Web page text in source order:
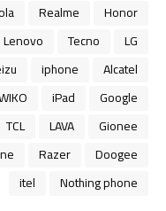
Honor
Realme
LG
Tecno
Lenovo
Alcatel
iphone
Google
iPad
Gionee
LAVA
TCL
Doogee
Razer
Nothing phone
itel